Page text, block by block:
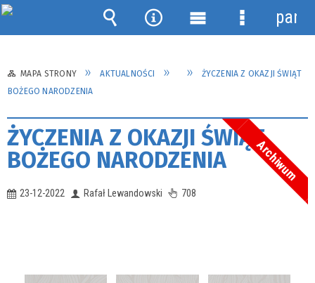
MAPA STRONY AKTUALNOŚCI
ŻYCZENIA Z OKAZJI ŚWIĄT
BOŻEGO NARODZENIA
ŻYCZENIA Z OKAZJI ŚWIĄT
BOŻEGO NARODZENIA
Archiwum
23-12-2022 Rafał Lewandowski 708
Wyszukiwarka
Narzędzia
Menu Menu
panel